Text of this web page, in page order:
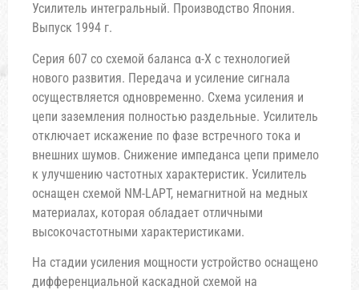
Усилитель интегральный. Производство Япония.
Выпуск 1994 г.
Серия 607 со схемой баланса α-Х с технологией
нового развития. Передача и усиление сигнала
осуществляется одновременно. Схема усиления и
цепи заземления полностью раздельные. Усилитель
отключает искажение по фазе встречного тока и
внешних шумов. Снижение импеданса цепи примело
к улучшению частотных характеристик. Усилитель
оснащен схемой NM-LAPT, немагнитной на медных
материалах, которая обладает отличными
высокочастотными характеристиками.
На стадии усиления мощности устройство оснащено
дифференциальной каскадной схемой на